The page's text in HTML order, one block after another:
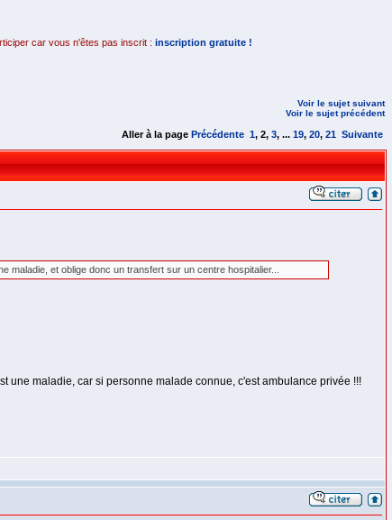
car vous n'êtes pas inscrit : inscription gratuite !
Voir le sujet suivant
Voir le sujet précédent
Aller à la page Précédente 1, 2, 3, ... 19, 20, 21 Suivante
et oblige donc un transfert sur un centre hospitalier...
une maladie, car si personne malade connue, c'est ambulance privée !!!